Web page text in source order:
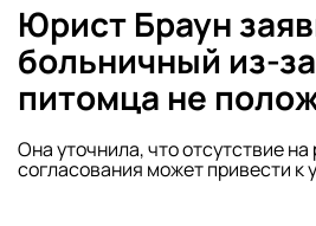
Юрист Браун
больничный из-
питомца не
Она уточнила, что отсутствие на
согласования может привести к